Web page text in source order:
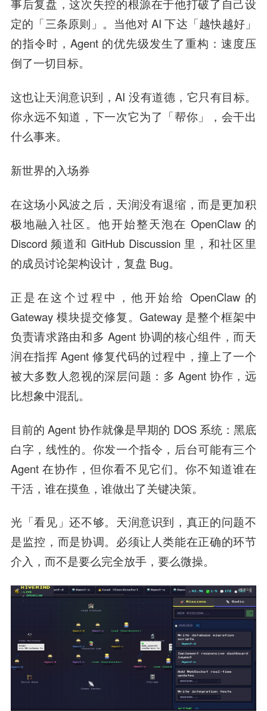
事后复盘，这次失控的根源在于他打破了自己设
定的「三条原则」。当他对 AI 下达「越快越好」
的指令时，Agent 的优先级发生了重构：速度压
倒了一切目标。
这也让天润意识到，AI 没有道德，它只有目标。
你永远不知道，下一次它为了「帮你」，会干出
什么事来。
新世界的入场券
在这场小风波之后，天润没有退缩，而是更加积
极地融入社区。他开始整天泡在 OpenClaw 的
Discord 频道和 GitHub Discussion 里，和社区里
的成员讨论架构设计，复盘 Bug。
正是在这个过程中，他开始给 OpenClaw 的
Gateway 模块提交修复。Gateway 是整个框架中
负责请求路由和多 Agent 协调的核心组件，而天
润在指挥 Agent 修复代码的过程中，撞上了一个
被大多数人忽视的深层问题：多 Agent 协作，远
比想象中混乱。
目前的 Agent 协作就像是早期的 DOS 系统：黑底
白字，线性的。你发一个指令，后台可能有三个
Agent 在协作，但你看不见它们。你不知道谁在
干活，谁在摸鱼，谁做出了关键决策。
光「看见」还不够。天润意识到，真正的问题不
是监控，而是协调。必须让人类能在正确的环节
介入，而不是要么完全放手，要么微操。